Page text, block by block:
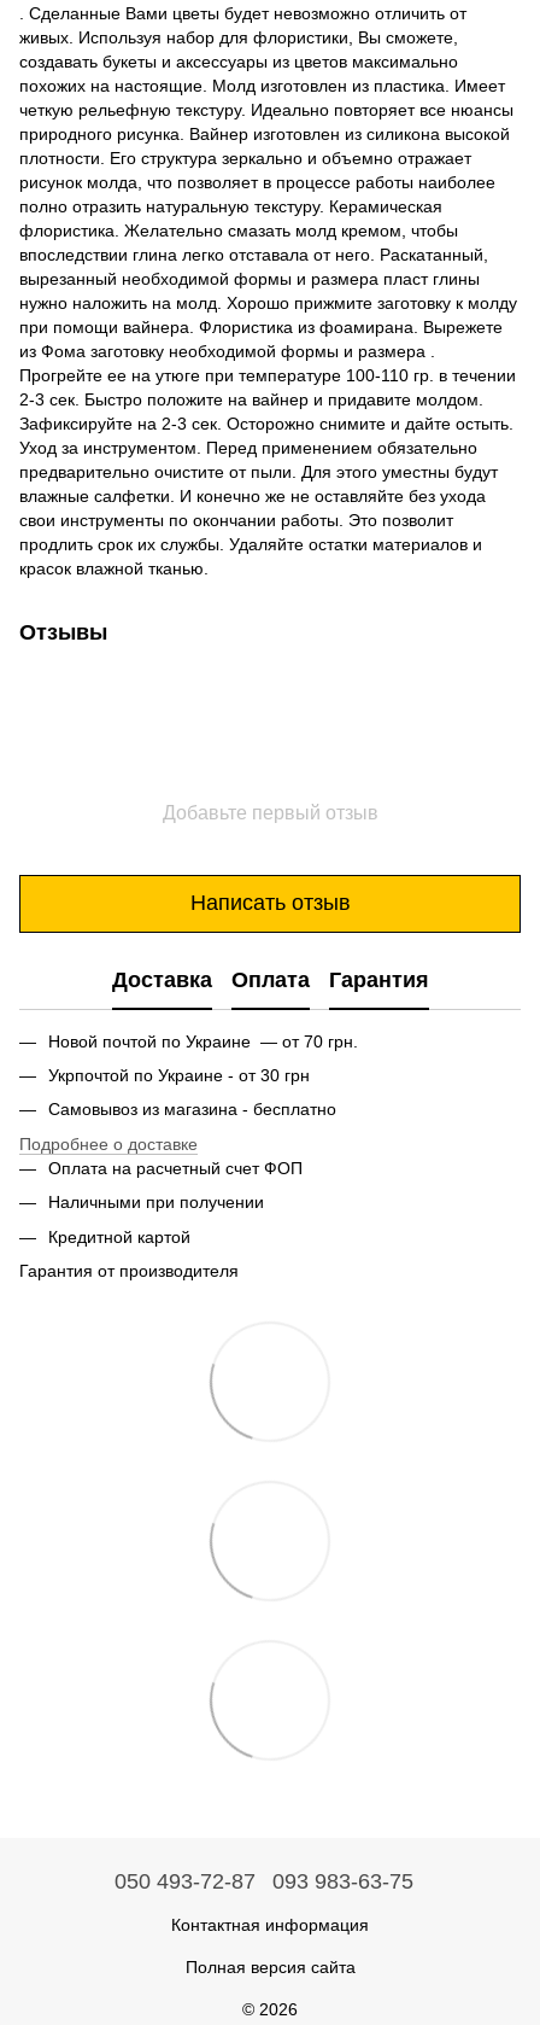
. Сделанные Вами цветы будет невозможно отличить от
живых. Используя набор для флористики, Вы сможете,
создавать букеты и аксессуары из цветов максимально
похожих на настоящие. Молд изготовлен из пластика. Имеет
четкую рельефную текстуру. Идеально повторяет все нюансы
природного рисунка. Вайнер изготовлен из силикона высокой
плотности. Его структура зеркально и объемно отражает
рисунок молда, что позволяет в процессе работы наиболее
полно отразить натуральную текстуру. Керамическая
флористика. Желательно смазать молд кремом, чтобы
впоследствии глина легко отставала от него. Раскатанный,
вырезанный необходимой формы и размера пласт глины
нужно наложить на молд. Хорошо прижмите заготовку к молду
при помощи вайнера. Флористика из фоамирана. Вырежете
из Фома заготовку необходимой формы и размера .
Прогрейте ее на утюге при температуре 100-110 гр. в течении
2-3 сек. Быстро положите на вайнер и придавите молдом.
Зафиксируйте на 2-3 сек. Осторожно снимите и дайте остыть.
Уход за инструментом. Перед применением обязательно
предварительно очистите от пыли. Для этого уместны будут
влажные салфетки. И конечно же не оставляйте без ухода
свои инструменты по окончании работы. Это позволит
продлить срок их службы. Удаляйте остатки материалов и
красок влажной тканью.
Отзывы
Добавьте первый отзыв
Написать отзыв
Доставка Оплата Гарантия
Новой почтой по Украине — от 70 грн.
Укрпочтой по Украине - от 30 грн
Самовывоз из магазина - бесплатно
Подробнее о доставке
Оплата на расчетный счет ФОП
Наличными при получении
Кредитной картой
Гарантия от производителя
050 493-72-87 093 983-63-75
Контактная информация
Полная версия сайта
© 2026